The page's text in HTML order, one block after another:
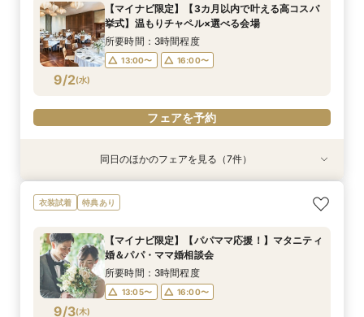
8/30(日)
13:05〜 16:00〜
8/30(日)
13:00〜 16:00〜
8/30(日)
13:00〜 16:00〜
8/30(日)
13:00〜 16:00〜
8/30(日)
13:00〜 16:00〜
8/30(日)
10:00〜
13:00〜
16:00〜
8/30(日)
9:00〜
9/2(水)
【マイナビ限定】【3カ月以内で叶える高コスパ
挙式】温もりチャペル×選べる会場
所要時間：3時間程度
13:00〜 16:00〜
フェアを予約
特典あり
9/2(水)
【マイナビ限定】【パパママ応援！】マタニティ
婚＆パパ・ママ婚相談会
13:05〜 16:00〜
特典あり
9/2(水)
＼マイナビ限定／【必要なものだけ】ぴったり見
つかるお得プラン♪最大28万優待
13:00〜 16:00〜
特典あり
9/2(水)
【マイナビ限定】【挙式＋少人数会食検討の方必
見！】アットホームパーティ
13:00〜 16:00〜
特典あり
9/2(水)
【マイナビ限定】先輩花嫁大絶賛♪☆リゾート挙
式後の帰国後パーティ－相談会☆
13:00〜 16:00〜
特典あり
9/2(水)
【マイナビ限定】衣装サロン見学付き相談会♪ブ
ランドドレスも！【衣装特典も】
13:00〜 16:00〜
特典あり
9/2(水)
【マイナビ限定】賢い結婚式を挙げよう☆平日挙
式がお得！
13:00〜 16:00〜
特典あり
9/2(水)
【マイナビ限定】来館で10,000円・さらにご成
約で10,000円の電子マネープレゼントキャン
ル】はじめて相談会【1日で完結】
所要時間：3時間程度
同日のほかのフェアを見る（7件）
衣装試着 特典あり
9/3(木)
【マイナビ限定】【パパママ応援！】マタニティ
婚＆パパ・ママ婚相談会
所要時間：3時間程度
13:05〜 16:00〜